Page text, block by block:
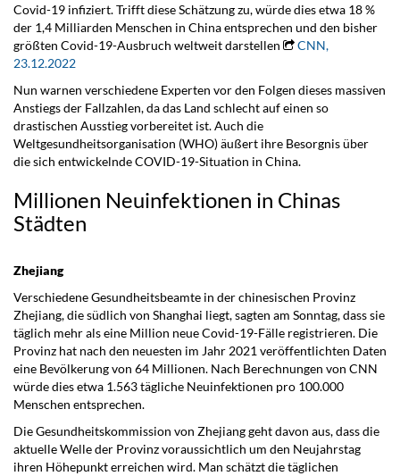
Covid-19 infiziert. Trifft diese Schätzung zu, würde dies etwa 18 %
der 1,4 Milliarden Menschen in China entsprechen und den bisher
größten Covid-19-Ausbruch weltweit darstellen
CNN,
23.12.2022
Nun warnen verschiedene Experten vor den Folgen dieses massiven
Anstiegs der Fallzahlen, da das Land schlecht auf einen so
drastischen Ausstieg vorbereitet ist. Auch die
Weltgesundheitsorganisation (WHO) äußert ihre Besorgnis über
die sich entwickelnde COVID-19-Situation in China.
Millionen Neuinfektionen in Chinas
Städten
Zhejiang
Verschiedene Gesundheitsbeamte in der chinesischen Provinz
Zhejiang, die südlich von Shanghai liegt, sagten am Sonntag, dass sie
täglich mehr als eine Million neue Covid-19-Fälle registrieren. Die
Provinz hat nach den neuesten im Jahr 2021 veröffentlichten Daten
eine Bevölkerung von 64 Millionen. Nach Berechnungen von CNN
würde dies etwa 1.563 tägliche Neuinfektionen pro 100.000
Menschen entsprechen.
Die Gesundheitskommission von Zhejiang geht davon aus, dass die
aktuelle Welle der Provinz voraussichtlich um den Neujahrstag
ihren Höhepunkt erreichen wird. Man schätzt die täglichen